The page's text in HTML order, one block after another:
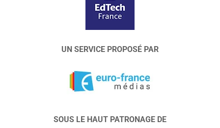
UN SERVICE PROPOSÉ PAR
SOUS LE HAUT PATRONAGE DE